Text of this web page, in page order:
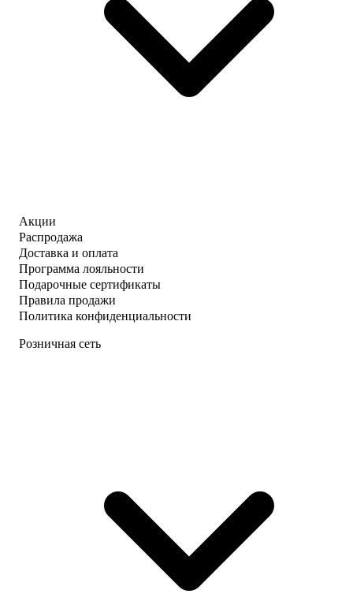
Акции
Распродажа
Доставка и оплата
Программа лояльности
Подарочные сертификаты
Правила продажи
Политика конфиденциальности
Розничная сеть